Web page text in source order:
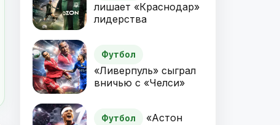
лишает «Краснодар»
лидерства
Футбол
«Ливерпуль» сыграл
вничью с «Челси»
Футбол
«Астон